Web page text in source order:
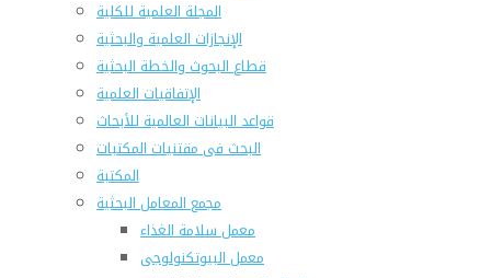
المجلة العلمية للكلية
الإنجازات العلمية والبحثية
قطاع البحوث والخطة البحثية
الإتفاقيات العلمية
قواعد البيانات العالمية للأبحاث
البحث فى مقتنيات المكتبات
المكتبة
مجمع المعامل البحثية
معمل سلامة الغذاء
معمل البيوتكنولوجى